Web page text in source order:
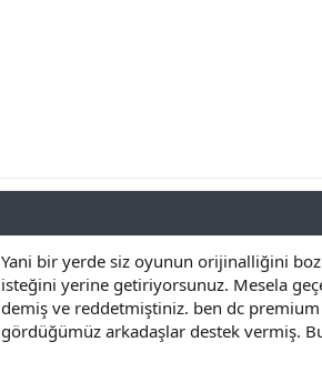
Yani bir yerde siz oyunun orijinalliğini
isteğini yerine getiriyorsunuz. Mesela
demiş ve reddetmiştiniz. ben dc premium
gördüğümüz arkadaşlar destek vermiş.